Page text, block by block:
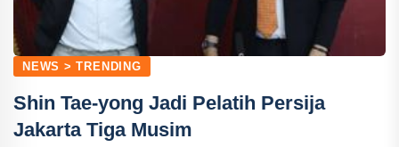
NEWS > TRENDING
Shin Tae-yong Jadi Pelatih Persija
Jakarta Tiga Musim